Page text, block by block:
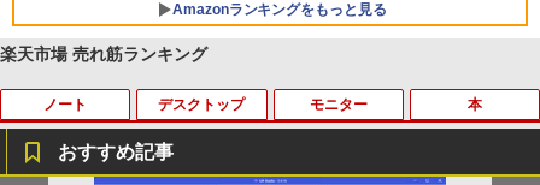
￥2,980
Amazonランキングをもっと見る
楽天市場 売れ筋ランキング
ノート デスクトップ モニター 本
おすすめ記事